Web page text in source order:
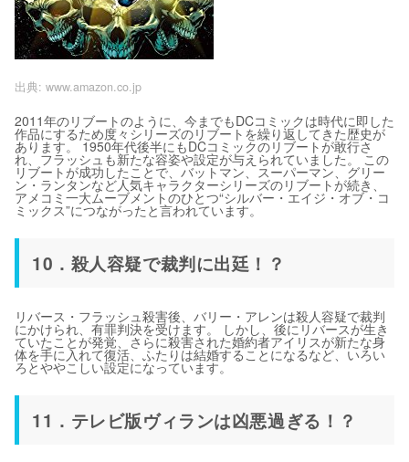
出典: www.amazon.co.jp
2011年のリブートのように、今までもDCコミックは時代に即した
作品にするため度々シリーズのリブートを繰り返してきた歴史が
あります。 1950年代後半にもDCコミックのリブートが敢行さ
れ、フラッシュも新たな容姿や設定が与えられていました。 この
リブートが成功したことで、バットマン、スーパーマン、グリー
ン・ランタンなど人気キャラクターシリーズのリブートが続き、
アメコミ一大ムーブメントのひとつ“シルバー・エイジ・オブ・コ
ミックス”につながったと言われています。
10．殺人容疑で裁判に出廷！？
リバース・フラッシュ殺害後、バリー・アレンは殺人容疑で裁判
にかけられ、有罪判決を受けます。 しかし、後にリバースが生き
ていたことが発覚、さらに殺害された婚約者アイリスが新たな身
体を手に入れて復活、ふたりは結婚することになるなど、いろい
ろとややこしい設定になっています。
11．テレビ版ヴィランは凶悪過ぎる！？